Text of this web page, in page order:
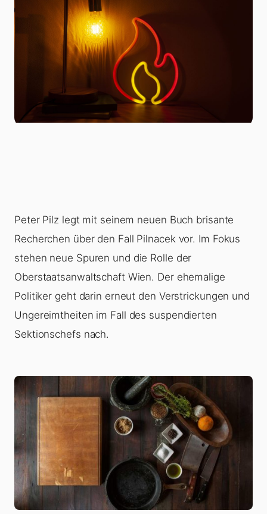
Peter Pilz legt mit seinem neuen Buch brisante
Recherchen über den Fall Pilnacek vor. Im Fokus
stehen neue Spuren und die Rolle der
Oberstaatsanwaltschaft Wien. Der ehemalige
Politiker geht darin erneut den Verstrickungen und
Ungereimtheiten im Fall des suspendierten
Sektionschefs nach.